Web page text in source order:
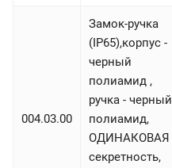
004.03.00
Замок-ручка
(IP65),корпус -
черный
полиамид ,
ручка - черный
полиамид,
ОДИНАКОВАЯ
секретность,